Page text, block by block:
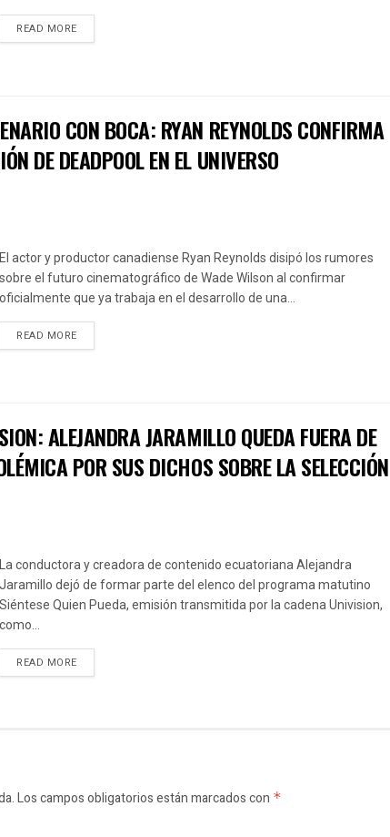
READ MORE
CON BOCA: RYAN REYNOLDS CONFIRMA
DE DEADPOOL EN EL UNIVERSO
El actor y productor canadiense Ryan Reynolds disipó los rumores
sobre el futuro cinematográfico de Wade Wilson al confirmar
oficialmente que ya trabaja en el desarrollo de una...
READ MORE
ALEJANDRA JARAMILLO QUEDA FUERA DE
POR SUS DICHOS SOBRE LA SELECCIÓN
La conductora y creadora de contenido ecuatoriana Alejandra
Jaramillo dejó de formar parte del elenco del programa matutino
Siéntese Quien Pueda, emisión transmitida por la cadena Univision,
como...
READ MORE
Los campos obligatorios están marcados con *